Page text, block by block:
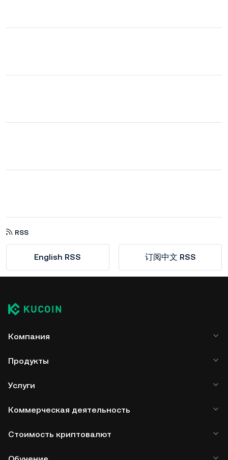
RSS
English RSS 订阅中文 RSS
Компания
Продукты
Услуги
Коммерческая деятельность
Стоимость криптовалют